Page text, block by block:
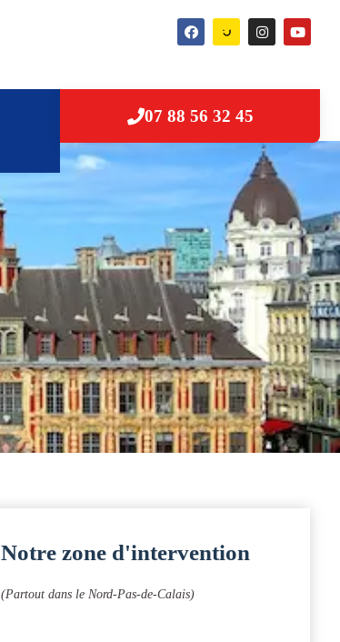
07 88 56 32 45
Notre zone d'intervention
(Partout dans le Nord-Pas-de-Calais)